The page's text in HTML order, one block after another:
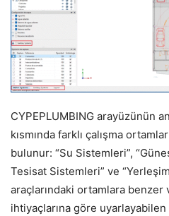
CYPEPLUMBING arayüzünün
kısmında farklı çalışma
bulunur: “Su Sistemleri”,
Tesisat Sistemleri” ve
araçlarındaki ortamlara benzer
ihtiyaçlarına göre